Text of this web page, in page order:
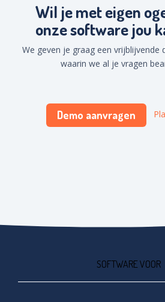
Wil je met eigen
onze software jou
We geven je graag een vrijblijvende
waarin we al je vragen
Demo aanvragen
SOFTWARE VOOR